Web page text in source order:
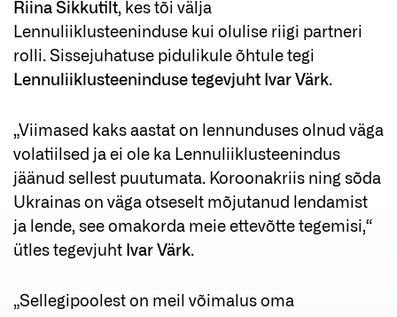
Riina Sikkutilt, kes tõi välja
Lennuliiklusteeninduse kui olulise riigi partneri
rolli. Sissejuhatuse pidulikule õhtule tegi
Lennuliiklusteeninduse tegevjuht Ivar Värk.
„Viimased kaks aastat on lennunduses olnud väga
volatiilsed ja ei ole ka Lennuliiklusteenindus
jäänud sellest puutumata. Koroonakriis ning sõda
Ukrainas on väga otseselt mõjutanud lendamist
ja lende, see omakorda meie ettevõtte tegemisi,“
ütles tegevjuht Ivar Värk.
„Sellegipoolest on meil võimalus oma